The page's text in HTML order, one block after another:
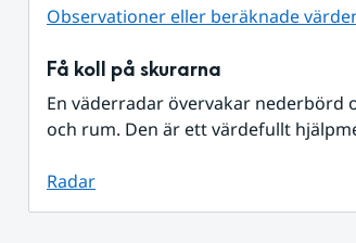
Observationer eller beräknade
Få koll på skurarna
En väderradar övervakar nederbörd
och rum. Den är ett värdefullt
Radar